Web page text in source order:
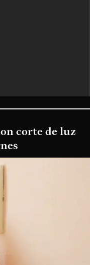
corte de luz